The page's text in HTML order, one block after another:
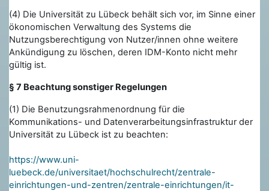
(4) Die Universität zu Lübeck behält sich vor, im Sinne einer
ökonomischen Verwaltung des Systems die
Nutzungsberechtigung von Nutzer/innen ohne weitere
Ankündigung zu löschen, deren IDM-Konto nicht mehr
gültig ist.
§ 7 Beachtung sonstiger Regelungen
(1) Die Benutzungsrahmenordnung für die
Kommunikations- und Datenverarbeitungsinfrastruktur der
Universität zu Lübeck ist zu beachten:
https://www.uni-
luebeck.de/universitaet/hochschulrecht/zentrale-
einrichtungen-und-zentren/zentrale-einrichtungen/it-